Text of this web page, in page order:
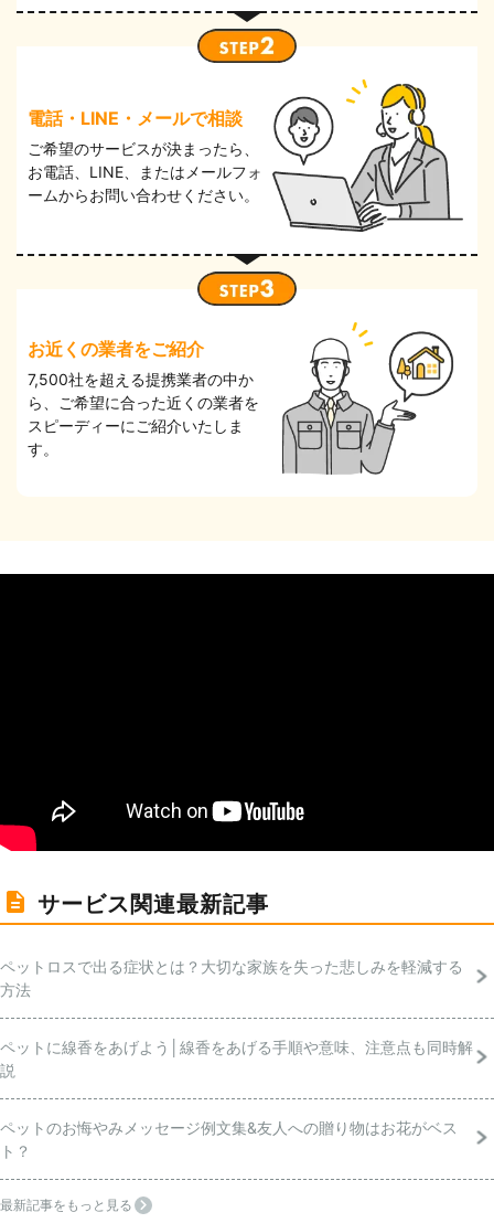
電話・LINE・メールで相談
ご希望のサービスが決まったら、
お電話、LINE、またはメールフォ
ームからお問い合わせください。
お近くの業者をご紹介
7,500社を超える提携業者の中か
ら、ご希望に合った近くの業者を
スピーディーにご紹介いたしま
す。
サービス関連最新記事
ペットロスで出る症状とは？大切な家族を失った悲しみを軽減する
方法
ペットに線香をあげよう│線香をあげる手順や意味、注意点も同時解
説
ペットのお悔やみメッセージ例文集&友人への贈り物はお花がベス
ト？
最新記事をもっと見る